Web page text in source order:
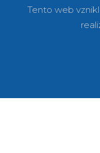
Tento web